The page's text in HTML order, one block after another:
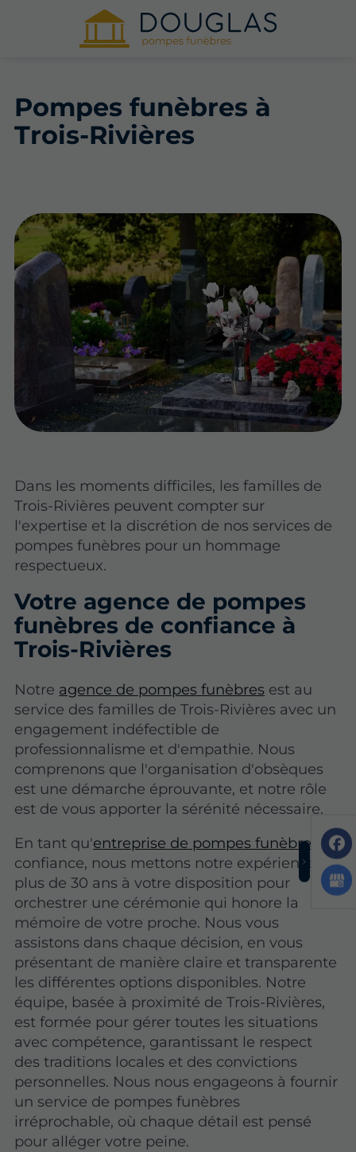
Pompes funèbres à
Trois-Rivières
Dans les moments difficiles, les familles de
Trois-Rivières peuvent compter sur
l'expertise et la discrétion de nos services de
pompes funèbres pour un hommage
respectueux.
Votre agence de pompes
funèbres de confiance à
Trois-Rivières
Notre agence de pompes funèbres est au
service des familles de Trois-Rivières avec un
engagement indéfectible de
professionnalisme et d'empathie. Nous
comprenons que l'organisation d'obsèques
est une démarche éprouvante, et notre rôle
est de vous apporter la sérénité nécessaire.
En tant qu'entreprise de pompes funèbres de
confiance, nous mettons notre expérience de
plus de 30 ans à votre disposition pour
orchestrer une cérémonie qui honore la
mémoire de votre proche. Nous vous
assistons dans chaque décision, en vous
présentant de manière claire et transparente
les différentes options disponibles. Notre
équipe, basée à proximité de Trois-Rivières,
est formée pour gérer toutes les situations
avec compétence, garantissant le respect
des traditions locales et des convictions
personnelles. Nous nous engageons à fournir
un service de pompes funèbres
irréprochable, où chaque détail est pensé
pour alléger votre peine.